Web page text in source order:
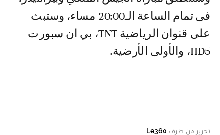
في تمام الساعة الـ20:00 مساء، وستبث
على قنوان الرياضية TNT، بي ان سبورت
HD5، والأولى الأرضية.
تحرير من طرف Le360